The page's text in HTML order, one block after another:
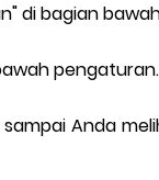
di bagian
pengaturan.
Anda